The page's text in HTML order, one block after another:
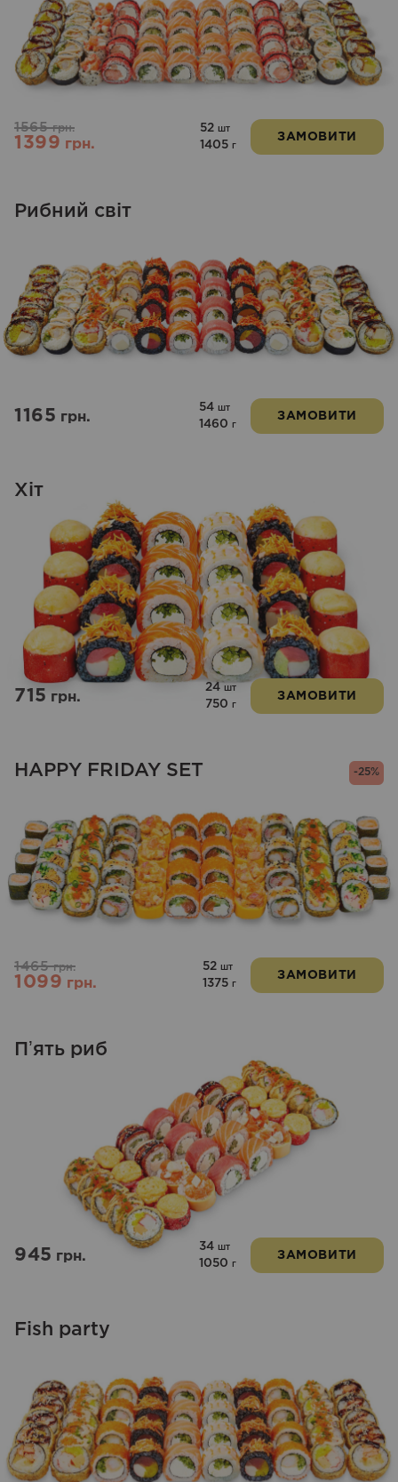
1565грн.
1399грн.
52 шт
1405 г
ЗАМОВИТИ
Рибний світ
1165грн.
54 шт
1460 г
ЗАМОВИТИ
Хіт
715грн.
24 шт
750 г
ЗАМОВИТИ
-25%
HAPPY FRIDAY SET
1465грн.
1099грн.
52 шт
1375 г
ЗАМОВИТИ
Пʼять риб
945грн.
34 шт
1050 г
ЗАМОВИТИ
Fish party